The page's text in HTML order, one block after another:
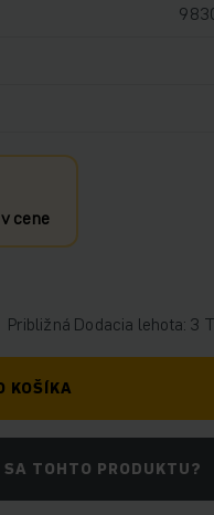
cene
Približná Dodacia lehota: 3
KOŠÍKA
TOHTO PRODUKTU?